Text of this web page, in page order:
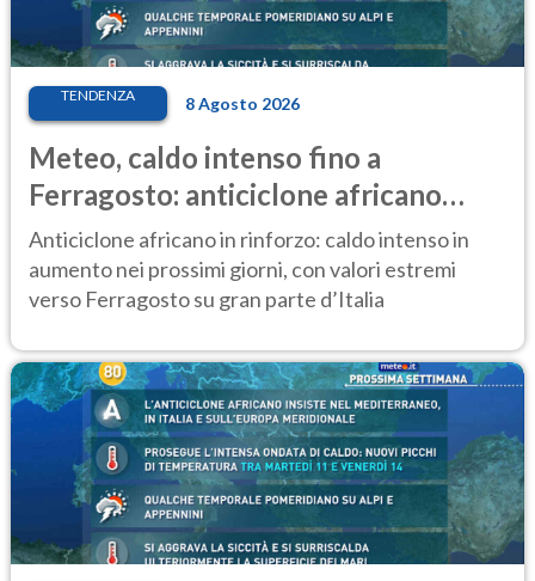
TENDENZA 8 Agosto 2026
Meteo, caldo intenso fino a
Ferragosto: anticiclone africano
ancora protagonista
Anticiclone africano in rinforzo: caldo intenso in
aumento nei prossimi giorni, con valori estremi
verso Ferragosto su gran parte d’Italia